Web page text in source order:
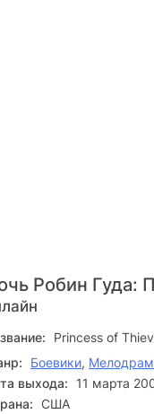
Робин Гуда:
Princess of
Боевики,
выхода:
11 марта
США